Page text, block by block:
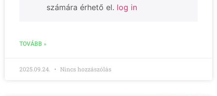
számára érhető el. log in
TOVÁBB »
2025.09.24. Nincs hozzászólás